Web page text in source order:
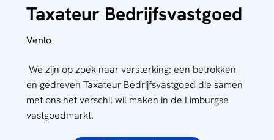
Taxateur Bedrijfsvastgoed
Venlo
We zijn op zoek naar versterking: een betrokken
en gedreven Taxateur Bedrijfsvastgoed die samen
met ons het verschil wil maken in de Limburgse
vastgoedmarkt.